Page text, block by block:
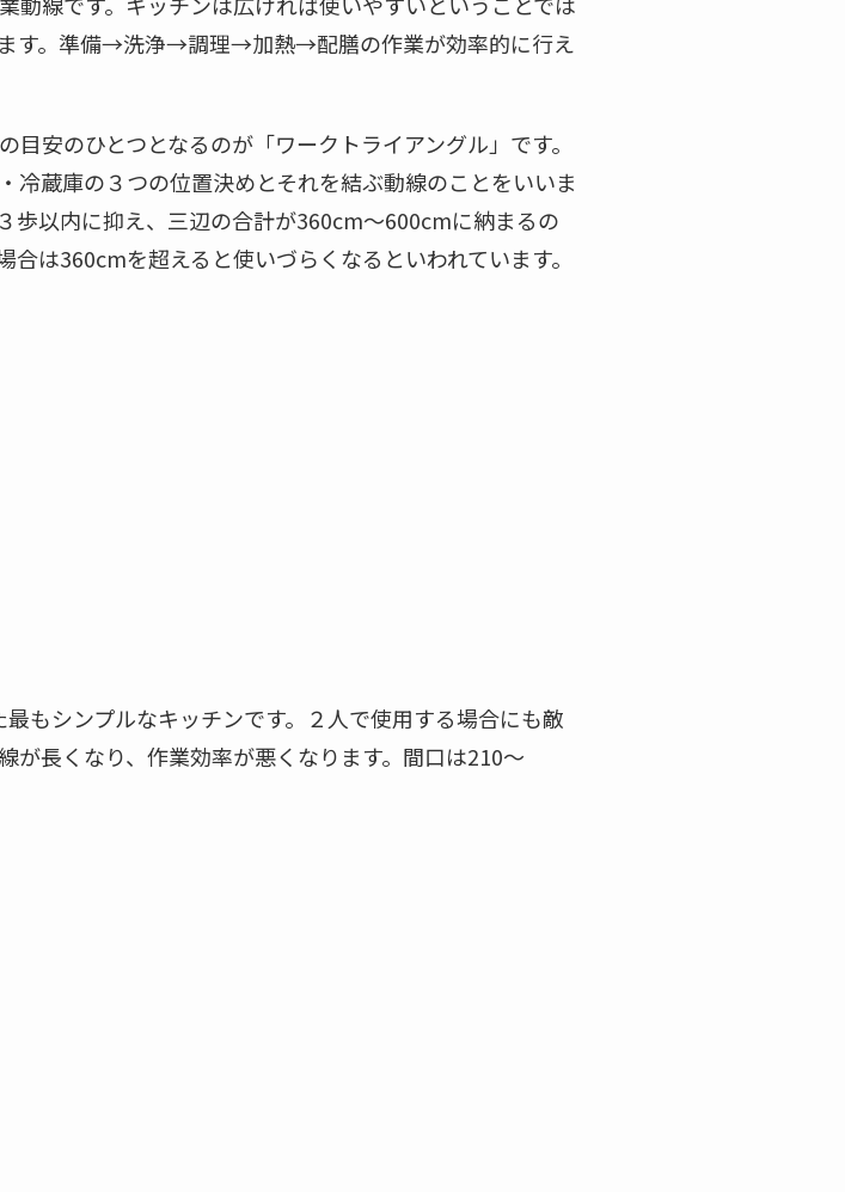
す。準備→洗浄→調理→加熱→配膳の作業が効率的に行え
安のひとつとなるのが「ワークトライアングル」です。
冷蔵庫の３つの位置決めとそれを結ぶ動線のことをいいま
歩以内に抑え、三辺の合計が360cm～600cmに納まるの
は360cmを超えると使いづらくなるといわれています。
もシンプルなキッチンです。２人で使用する場合にも敵
が長くなり、作業効率が悪くなります。間口は210～